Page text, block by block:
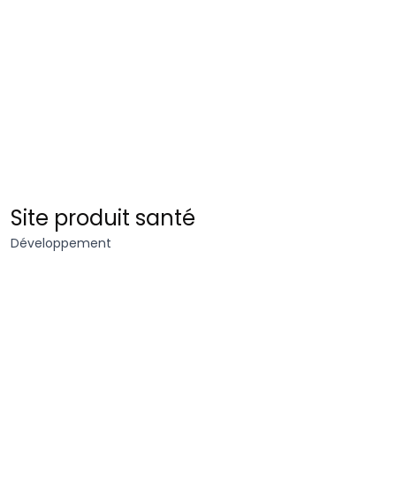
Posos
Site produit santé
Développement